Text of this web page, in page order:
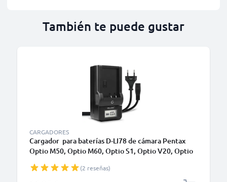
También te puede gustar
CARGADORES
Cargador para baterías D-LI78 de cámara Pentax
Optio M50, Optio M60, Optio S1, Optio V20, Optio
(2 reseñas)